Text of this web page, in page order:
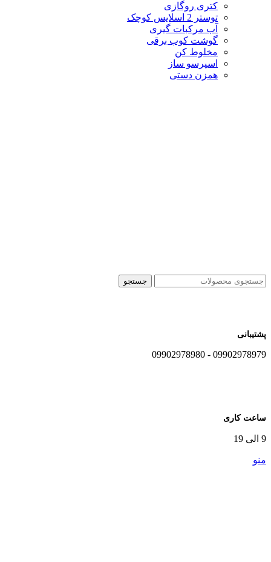
کتری روگازی
توستر 2 اسلایس کوچک
آب مرکبات گیری
گوشت کوب برقی
مخلوط کن
اسپرسو ساز
همزن دستی
جستجو
پشتیبانی
09902978979 - 09902978980
ساعت کاری
9 الی 19
منو